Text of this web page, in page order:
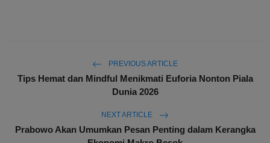
PREVIOUS ARTICLE
Tips Hemat dan Mindful Menikmati Euforia Nonton Piala
Dunia 2026
NEXT ARTICLE
Prabowo Akan Umumkan Pesan Penting dalam Kerangka